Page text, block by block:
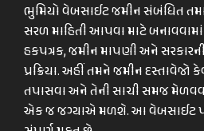
ભુમિયો વેબસાઈટ જમીન સંબંધિત
સરળ માહિતી આપવા માટે
હકપત્રક, જમીન માપણી અને
પ્રક્રિયા. અહીં તમને જમીન દસ્તાવેજો
તપાસવા અને તેની સાચી સમજ
એક જ જગ્યાએ મળશે. આ વેબસાઈટ